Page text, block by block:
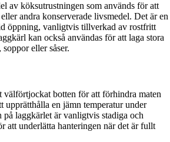
av köksutrustningen som används för att
andra konserverade livsmedel. Det är en
öppning, vanligtvis tillverkad av rostfritt
kan också användas för att laga stora
eller såser.
välförtjockat botten för att förhindra maten
upprätthålla en jämn temperatur under
på laggkärlet är vanligtvis stadiga och
att underlätta hanteringen när det är fullt